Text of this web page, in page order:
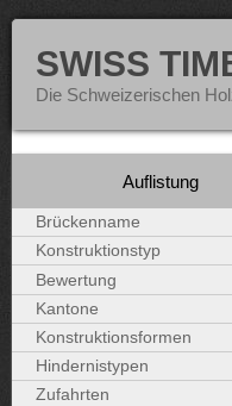
SWISS
Die Schweizerischen
Auflistung
Brückenname
Konstruktionstyp
Bewertung
Kantone
Konstruktionsformen
Hindernistypen
Zufahrten